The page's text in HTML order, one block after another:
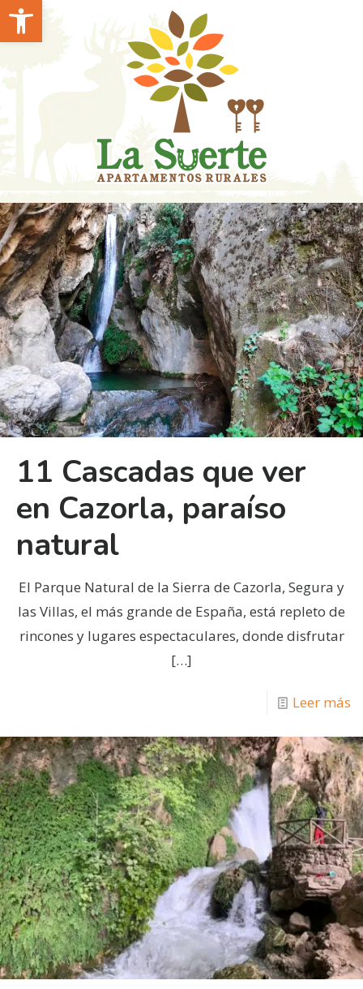
11 Cascadas que ver
en Cazorla, paraíso
natural
El Parque Natural de la Sierra de Cazorla, Segura y
las Villas, el más grande de España, está repleto de
rincones y lugares espectaculares, donde disfrutar
[…]
Leer más